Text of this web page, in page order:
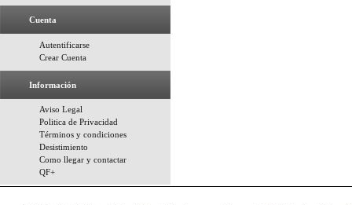
Cuenta
Autentificarse
Crear Cuenta
Información
Aviso Legal
Politica de Privacidad
Términos y condiciones
Desistimiento
Como llegar y contactar
QF+